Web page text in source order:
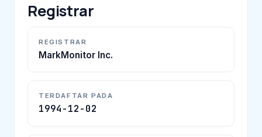
Registrar
REGISTRAR
MarkMonitor Inc.
TERDAFTAR PADA
1994-12-02